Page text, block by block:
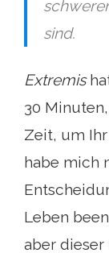
sind.
Extremis
30
Zeit, um
habe mich
Leben
aber